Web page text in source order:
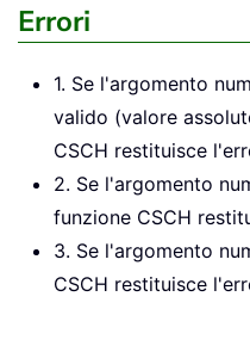
Errori
1. Se l'argomento
valido (valore
CSCH restituisce
2. Se l'argomento
funzione CSCH
3. Se l'argomento
CSCH restituisce